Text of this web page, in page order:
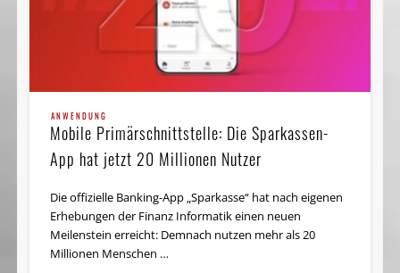
ANWENDUNG
Mobile Primärschnittstelle: Die Sparkassen-
App hat jetzt 20 Millionen Nutzer
Die offizielle Banking-App „Sparkasse“ hat nach eigenen
Erhebungen der Finanz Informatik einen neuen
Meilenstein erreicht: Demnach nutzen mehr als 20
Millionen Menschen …